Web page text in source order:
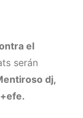
el
serán
dj,